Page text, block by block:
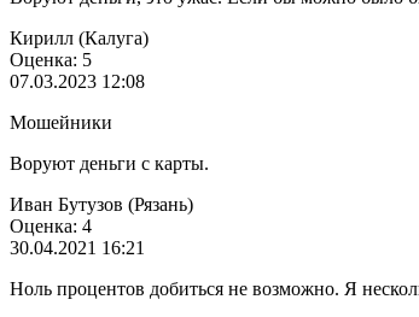
Кирилл (Калуга)
Оценка: 5
07.03.2023 12:08
Мошейники
Воруют деньги с карты.
Иван Бутузов (Рязань)
Оценка: 4
30.04.2021 16:21
Ноль процентов добиться не возможно. Я